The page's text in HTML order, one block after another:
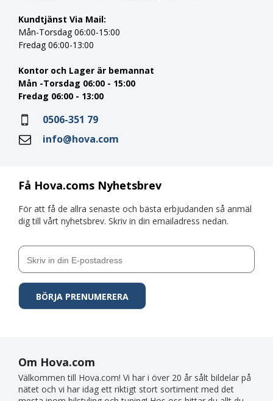
Få Hova.coms Nyhetsbrev
För att få de allra senaste och bästa erbjudanden så anmäl
dig till vårt nyhetsbrev. Skriv in din emailadress nedan.
Kundtjänst Via Mail:
Mån-Torsdag 06:00-15:00
Fredag 06:00-13:00
Kontor och Lager är bemannat
Mån -Torsdag 06:00 - 15:00
Fredag 06:00 - 13:00
0506-351 79
info@hova.com
Om Hova.com
Välkommen till Hova.com! Vi har i över 20 år sålt bildelar på
nätet och vi har idag ett riktigt stort sortiment med det